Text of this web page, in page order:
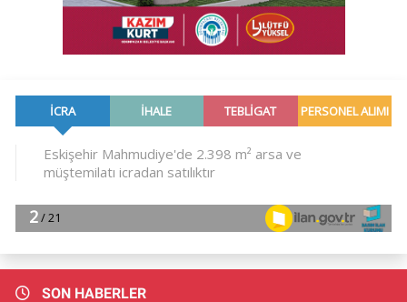
SON HABERLER